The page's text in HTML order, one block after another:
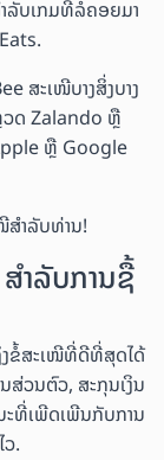
ລັບເກມທີ່ລໍຄອຍມາ
ສະເໜີບາງສິ່ງບາງ
ວດ Zalando ຫຼື
ຫຼື Google
ສຳລັບທ່ານ!
ຳລັບການຊື້
ງຂໍ້ສະເໜີທີ່ດີທີ່ສຸດໄດ້
ສ່ວນຕົວ, ສະກຸນເງິນ
ະທີ່ເພີດເພີນກັບການ
.